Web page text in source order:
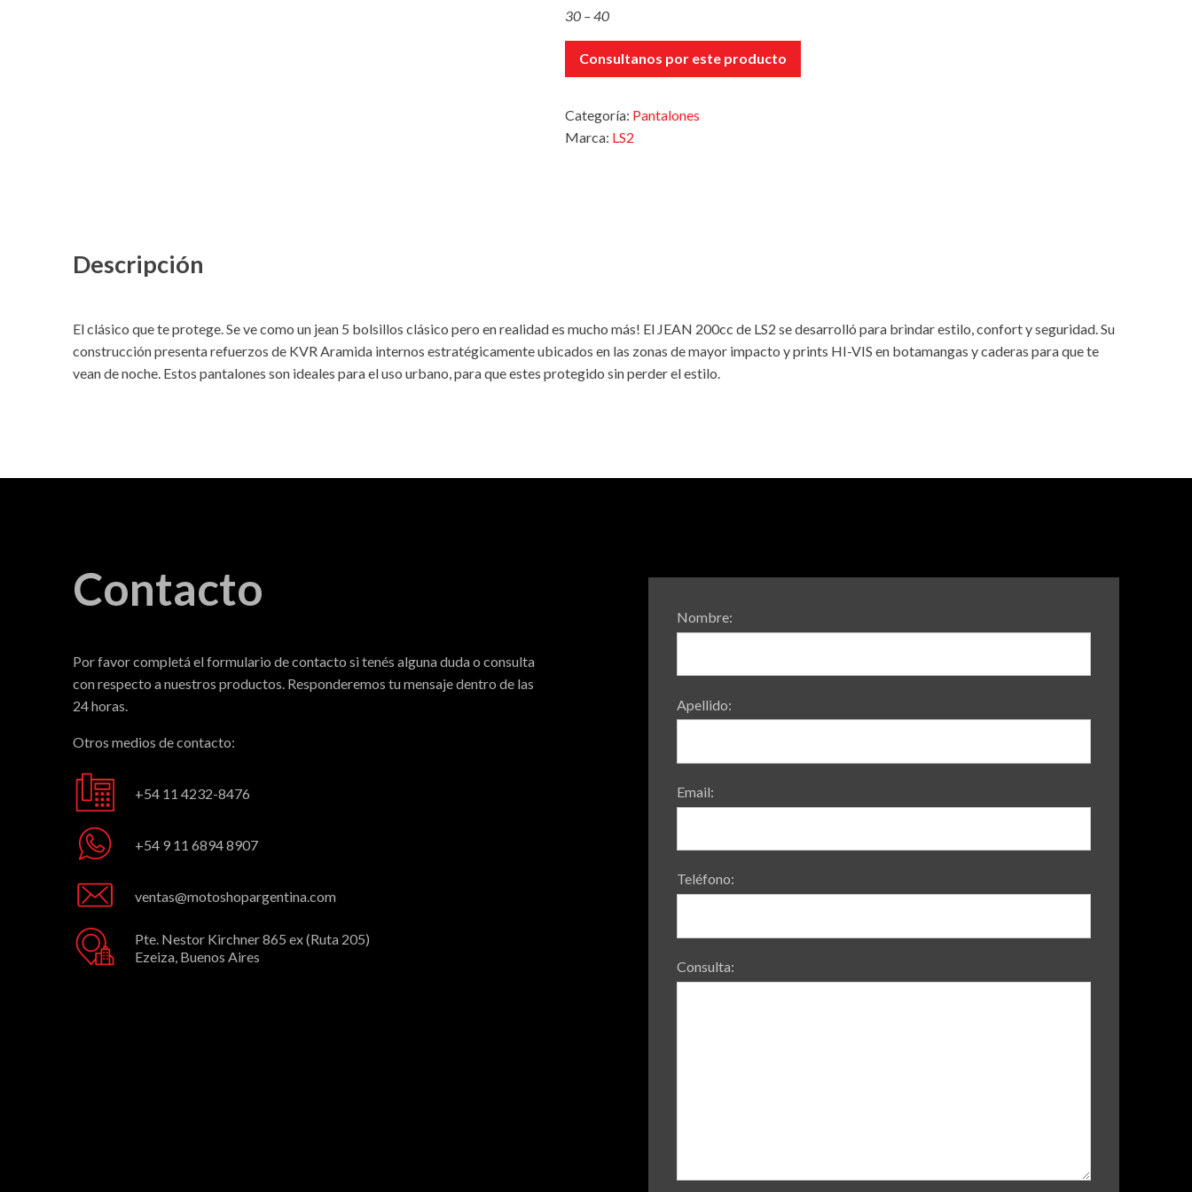
30 – 40
Consultanos por este producto
Categoría: Pantalones
Marca: LS2
Descripción
El clásico que te protege. Se ve como un jean 5 bolsillos clásico pero en realidad es mucho más! El JEAN 200cc de LS2 se desarrolló para brindar estilo, confort y seguridad. Su
construcción presenta refuerzos de KVR Aramida internos estratégicamente ubicados en las zonas de mayor impacto y prints HI-VIS en botamangas y caderas para que te
vean de noche. Estos pantalones son ideales para el uso urbano, para que estes protegido sin perder el estilo.
Contacto
Por favor completá el formulario de contacto si tenés alguna duda o consulta
con respecto a nuestros productos. Responderemos tu mensaje dentro de las
24 horas.
Otros medios de contacto:
+54 11 4232-8476
+54 9 11 6894 8907
ventas@motoshopargentina.com
Pte. Nestor Kirchner 865 ex (Ruta 205)
Ezeiza, Buenos Aires
Nombre:
Apellido:
Email:
Teléfono:
Consulta: